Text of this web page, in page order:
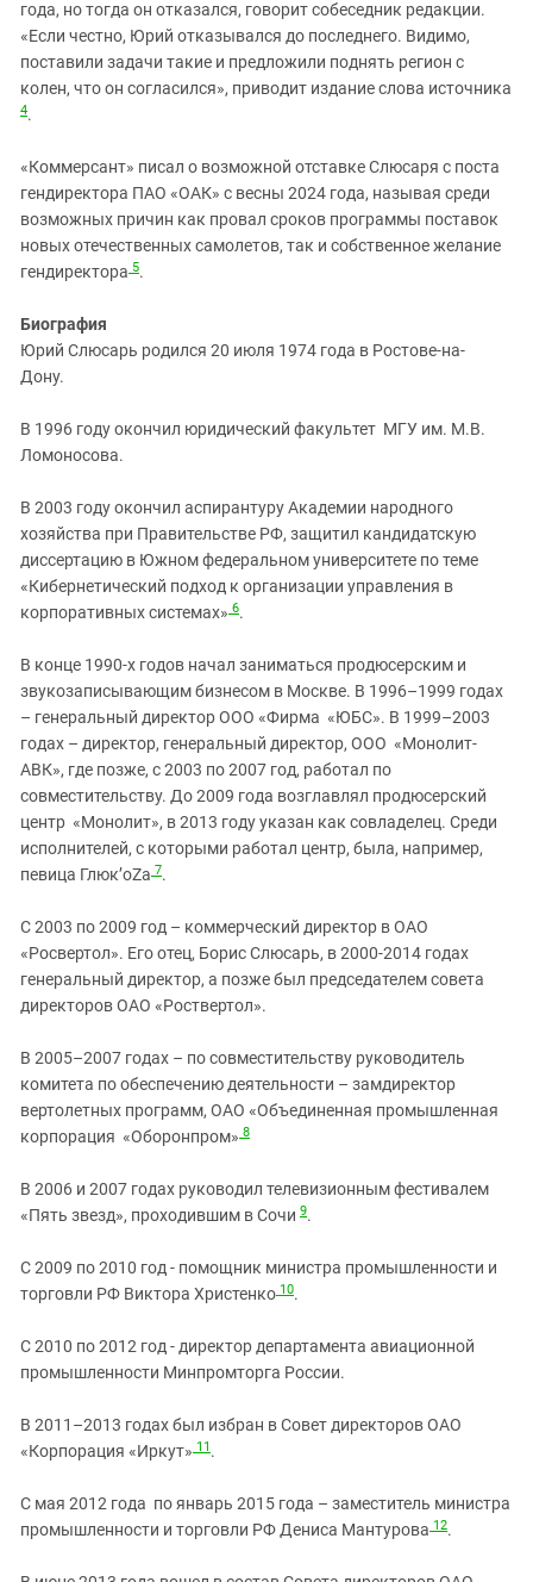
года, но тогда он отказался, говорит собеседник редакции.
«Если честно, Юрий отказывался до последнего. Видимо,
поставили задачи такие и предложили поднять регион с
колен, что он согласился», приводит издание слова источника
4.
«Коммерсант» писал о возможной отставке Слюсаря с поста
гендиректора ПАО «ОАК» с весны 2024 года, называя среди
возможных причин как провал сроков программы поставок
новых отечественных самолетов, так и собственное желание
гендиректора 5.
Биография
Юрий Слюсарь родился 20 июля 1974 года в Ростове-на-
Дону.
В 1996 году окончил юридический факультет МГУ им. М.В.
Ломоносова.
В 2003 году окончил аспирантуру Академии народного
хозяйства при Правительстве РФ, защитил кандидатскую
диссертацию в Южном федеральном университете по теме
«Кибернетический подход к организации управления в
корпоративных системах» 6.
В конце 1990-х годов начал заниматься продюсерским и
звукозаписывающим бизнесом в Москве. В 1996–1999 годах
– генеральный директор ООО «Фирма «ЮБС». В 1999–2003
годах – директор, генеральный директор, ООО «Монолит-
АВК», где позже, с 2003 по 2007 год, работал по
совместительству. До 2009 года возглавлял продюсерский
центр «Монолит», в 2013 году указан как совладелец. Среди
исполнителей, с которыми работал центр, была, например,
певица Глюк’oZa 7.
С 2003 по 2009 год – коммерческий директор в ОАО
«Росвертол». Его отец, Борис Слюсарь, в 2000-2014 годах
генеральный директор, а позже был председателем совета
директоров ОАО «Роствертол».
В 2005–2007 годах – по совместительству руководитель
комитета по обеспечению деятельности – замдиректор
вертолетных программ, ОАО «Объединенная промышленная
корпорация «Оборонпром» 8
В 2006 и 2007 годах руководил телевизионным фестивалем
«Пять звезд», проходившим в Сочи 9.
С 2009 по 2010 год - помощник министра промышленности и
торговли РФ Виктора Христенко 10.
С 2010 по 2012 год - директор департамента авиационной
промышленности Минпромторга России.
В 2011–2013 годах был избран в Совет директоров ОАО
«Корпорация «Иркут» 11 .
С мая 2012 года по январь 2015 года – заместитель министра
промышленности и торговли РФ Дениса Мантурова 12.